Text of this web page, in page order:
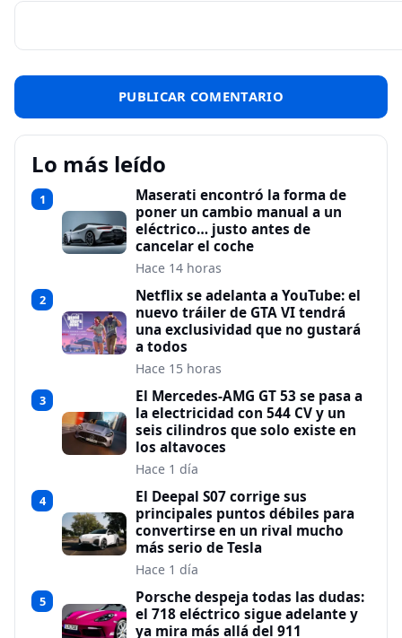
Lo más leído
1
Maserati encontró la forma de
poner un cambio manual a un
eléctrico… justo antes de
cancelar el coche
Hace 14 horas
2
Netflix se adelanta a YouTube: el
nuevo tráiler de GTA VI tendrá
una exclusividad que no gustará
a todos
Hace 15 horas
3
El Mercedes-AMG GT 53 se pasa a
la electricidad con 544 CV y un
seis cilindros que solo existe en
los altavoces
Hace 1 día
4
El Deepal S07 corrige sus
principales puntos débiles para
convertirse en un rival mucho
más serio de Tesla
Hace 1 día
5
Porsche despeja todas las dudas:
el 718 eléctrico sigue adelante y
ya mira más allá del 911